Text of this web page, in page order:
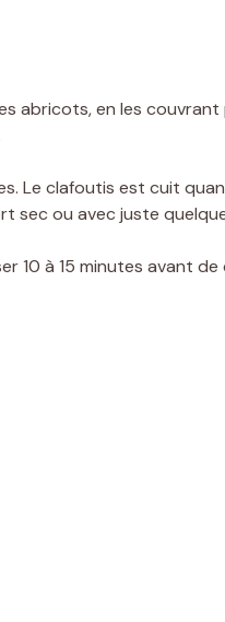
abricots, en les
Le clafoutis est cuit
sec ou avec juste
10 à 15 minutes avant